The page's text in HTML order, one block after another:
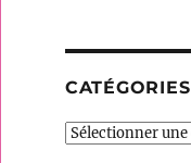
CATÉGORIES
Catégories